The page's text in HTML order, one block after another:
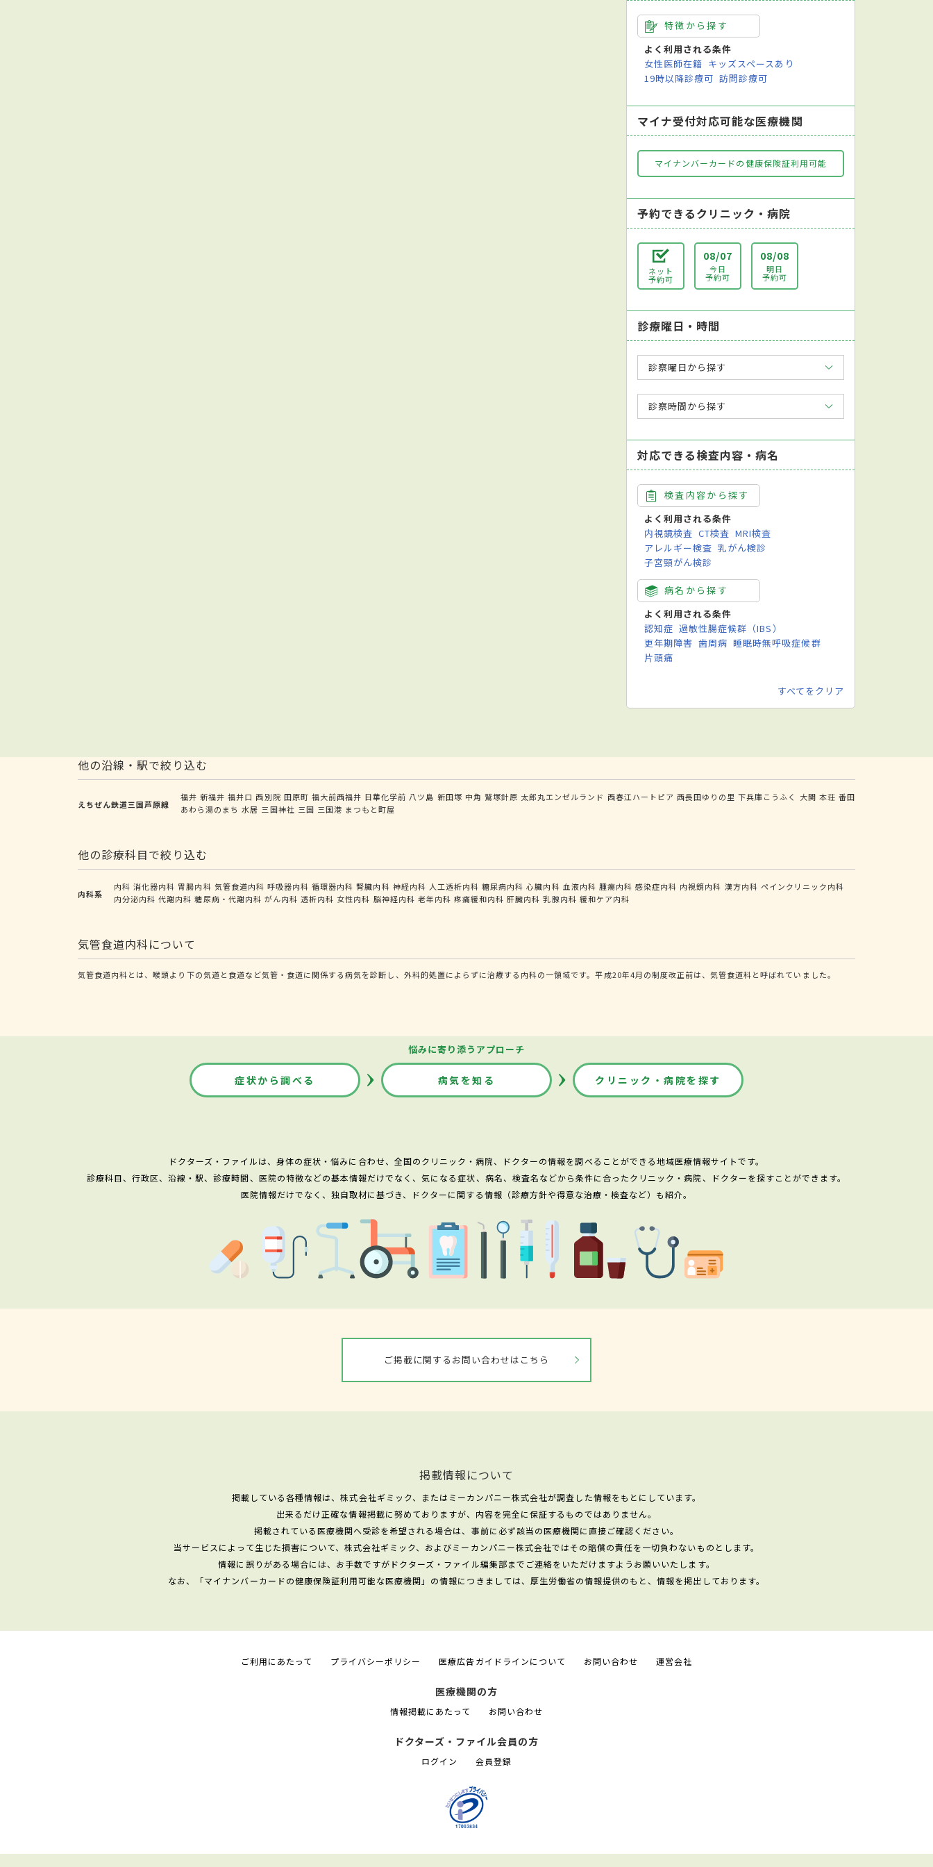
特徴から探す
よく利用される条件
女性医師在籍 キッズスペースあり
19時以降診療可 訪問診療可
マイナ受付対応可能な医療機関
マイナンバーカードの健康保険証利用可能
予約できるクリニック・病院
ネット
予約可
08/07
今日
予約可
08/08
明日
予約可
診療曜日・時間
診察曜日から探す
診察時間から探す
対応できる検査内容・病名
検査内容から探す
よく利用される条件
内視鏡検査 CT検査 MRI検査
アレルギー検査 乳がん検診
子宮頸がん検診
病名から探す
よく利用される条件
認知症 過敏性腸症候群（IBS）
更年期障害 歯周病 睡眠時無呼吸症候群
片頭痛
すべてをクリア
他の沿線・駅で絞り込む
えちぜん鉄道三国芦原線
福井 新福井 福井口 西別院 田原町 福大前西福井 日華化学前 八ツ島 新田塚 中角 鷲塚針原 太郎丸エンゼルランド 西春江ハートピア 西長田ゆりの里 下兵庫こうふく 大関 本荘 番田
あわら湯のまち 水居 三国神社 三国 三国港 まつもと町屋
他の診療科目で絞り込む
内科系
内科 消化器内科 胃腸内科 気管食道内科 呼吸器内科 循環器内科 腎臓内科 神経内科 人工透析内科 糖尿病内科 心臓内科 血液内科 腫瘍内科 感染症内科 内視鏡内科 漢方内科 ペインクリニック内科
内分泌内科 代謝内科 糖尿病・代謝内科 がん内科 透析内科 女性内科 脳神経内科 老年内科 疼痛緩和内科 肝臓内科 乳腺内科 緩和ケア内科
気管食道内科について
気管食道内科とは、喉頭より下の気道と食道など気管・食道に関係する病気を診断し、外科的処置によらずに治療する内科の一領域です。平成20年4月の制度改正前は、気管食道科と呼ばれていました。
悩みに寄り添うアプローチ
症状から調べる 病気を知る クリニック・病院を探す
ドクターズ・ファイルは、身体の症状・悩みに合わせ、全国のクリニック・病院、ドクターの情報を調べることができる地域医療情報サイトです。
診療科目、行政区、沿線・駅、診療時間、医院の特徴などの基本情報だけでなく、気になる症状、病名、検査名などから条件に合ったクリニック・病院、ドクターを探すことができます。
医院情報だけでなく、独自取材に基づき、ドクターに関する情報（診療方針や得意な治療・検査など）も紹介。
ご掲載に関するお問い合わせはこちら
掲載情報について
掲載している各種情報は、株式会社ギミック、またはミーカンパニー株式会社が調査した情報をもとにしています。
出来るだけ正確な情報掲載に努めておりますが、内容を完全に保証するものではありません。
掲載されている医療機関へ受診を希望される場合は、事前に必ず該当の医療機関に直接ご確認ください。
当サービスによって生じた損害について、株式会社ギミック、およびミーカンパニー株式会社ではその賠償の責任を一切負わないものとします。
情報に誤りがある場合には、お手数ですがドクターズ・ファイル編集部までご連絡をいただけますようお願いいたします。
なお、「マイナンバーカードの健康保険証利用可能な医療機関」の情報につきましては、厚生労働省の情報提供のもと、情報を掲出しております。
ご利用にあたって プライバシーポリシー 医療広告ガイドラインについて お問い合わせ 運営会社
医療機関の方
情報掲載にあたって お問い合わせ
ドクターズ・ファイル会員の方
ログイン 会員登録